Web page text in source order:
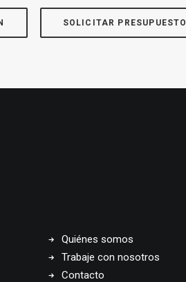
SOLICITAR PRESUPUESTO
Quiénes somos
Trabaje con nosotros
Contacto